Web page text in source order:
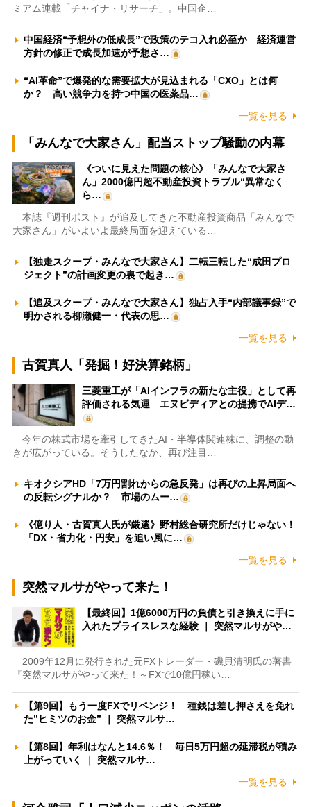
ミアム連載「チャイナ・リサーチ」。中国企…
中国経済“予想外の低成長”で政策のテコ入れ必至か 経済運営
方針の修正で成長加速が予想さ…
“AI革命”で爆発的な需要拡大が見込まれる「CXO」とは何
か？ 高い競争力を持つ中国の医薬品…
一覧を見る
「みんなで大家さん」配当ストップ騒動の内幕
《ついに見えた問題の核心》「みんなで大家さ
ん」2000億円超不動産投資トラブル“異常なく
ら…
本誌『週刊ポスト』が追及してきた不動産投資商品「みんなで
大家さん」がいよいよ最終局面を迎えている…
【独走スクープ・みんなで大家さん】二転三転した“成田プロ
ジェクト”の計画変更の裏で起き…
【追及スクープ・みんなで大家さん】独占入手“内部議事録”で
明かされる柳瀬健一・代表の思…
一覧を見る
古賀真人「発掘！好決算銘柄」
三菱重工が「AIインフラの新たな主役」として再
評価される気運 エヌビディアとの提携でAIデ…
今年の株式市場を牽引してきたAI・半導体関連株に、調整の動
きが広がっている。そうしたなか、再び注目…
キオクシアHD「7万円割れからの急反発」は再びの上昇局面へ
の反転シグナルか？ 市場のムー…
《億り人・古賀真人氏が厳選》野村総合研究所だけじゃない！
「DX・省力化・円安」を追い風に…
一覧を見る
突然マルサがやって来た！
【最終回】1億6000万円の負債と引き換えに手に
入れたプライスレスな経験 ｜ 突然マルサがや…
2009年12月に発行された元FXトレーダー・磯貝清明氏の著書
『突然マルサがやって来た！～FXで10億円稼い…
【第9回】もう一度FXでリベンジ！ 種銭は差し押さえを免れ
た”ヒミツのお金” ｜ 突然マルサ…
【第8回】年利はなんと14.6％！ 毎日5万円超の延滞税が積み
上がっていく ｜ 突然マルサ…
一覧を見る